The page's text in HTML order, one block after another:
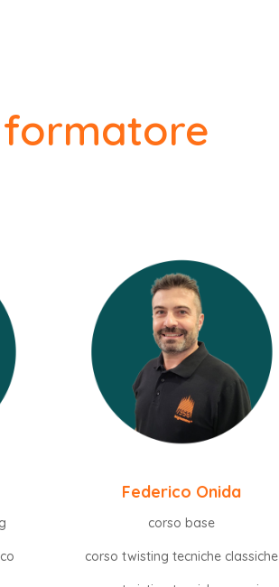
formatore
Federico Onida
corso base
corso twisting tecniche classiche